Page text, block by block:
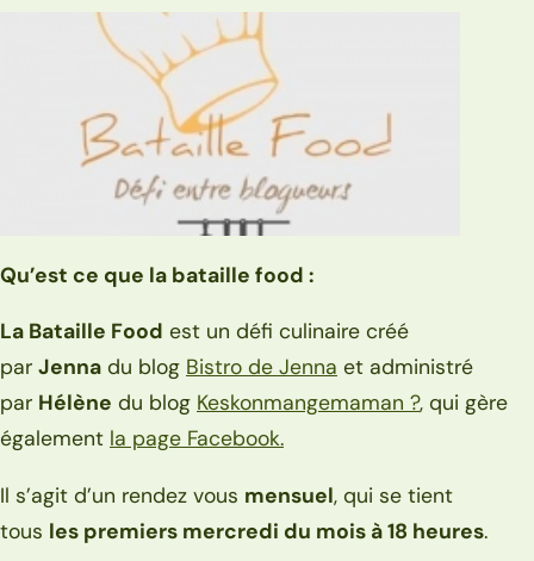
Qu’est ce que la bataille food :
La Bataille Food est un défi culinaire créé
par Jenna du blog Bistro de Jenna et administré
par Hélène du blog Keskonmangemaman ?, qui gère
également la page Facebook.
Il s’agit d’un rendez vous mensuel, qui se tient
tous les premiers mercredi du mois à 18 heures.